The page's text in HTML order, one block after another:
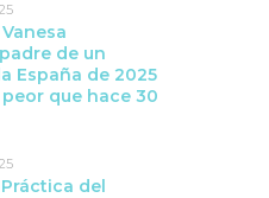
de un
España de 2025
que hace 30
del